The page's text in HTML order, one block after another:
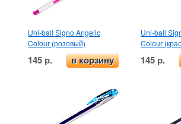
Uni-ball Signo Angelic
Colour (розовый)
145 р. в корзину
Uni-ball
Colour
145 р.